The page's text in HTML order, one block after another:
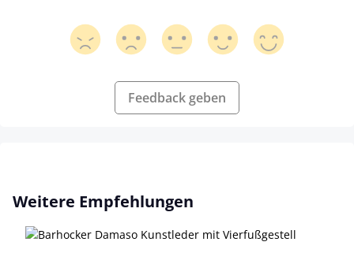
Feedback geben
Produktgalerie überspringen
Weitere Empfehlungen